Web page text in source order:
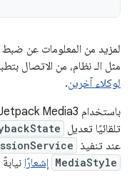
لمزيد من المعلومات عن ضبط
مثل الـ نظام، من الاتصال
لوكلاء آخرين.
باستخدام Jetpack Media3، عند تنفيذ
تلقائيًا تعديل
عند تنفيذ
MediaStyle إشعارًا